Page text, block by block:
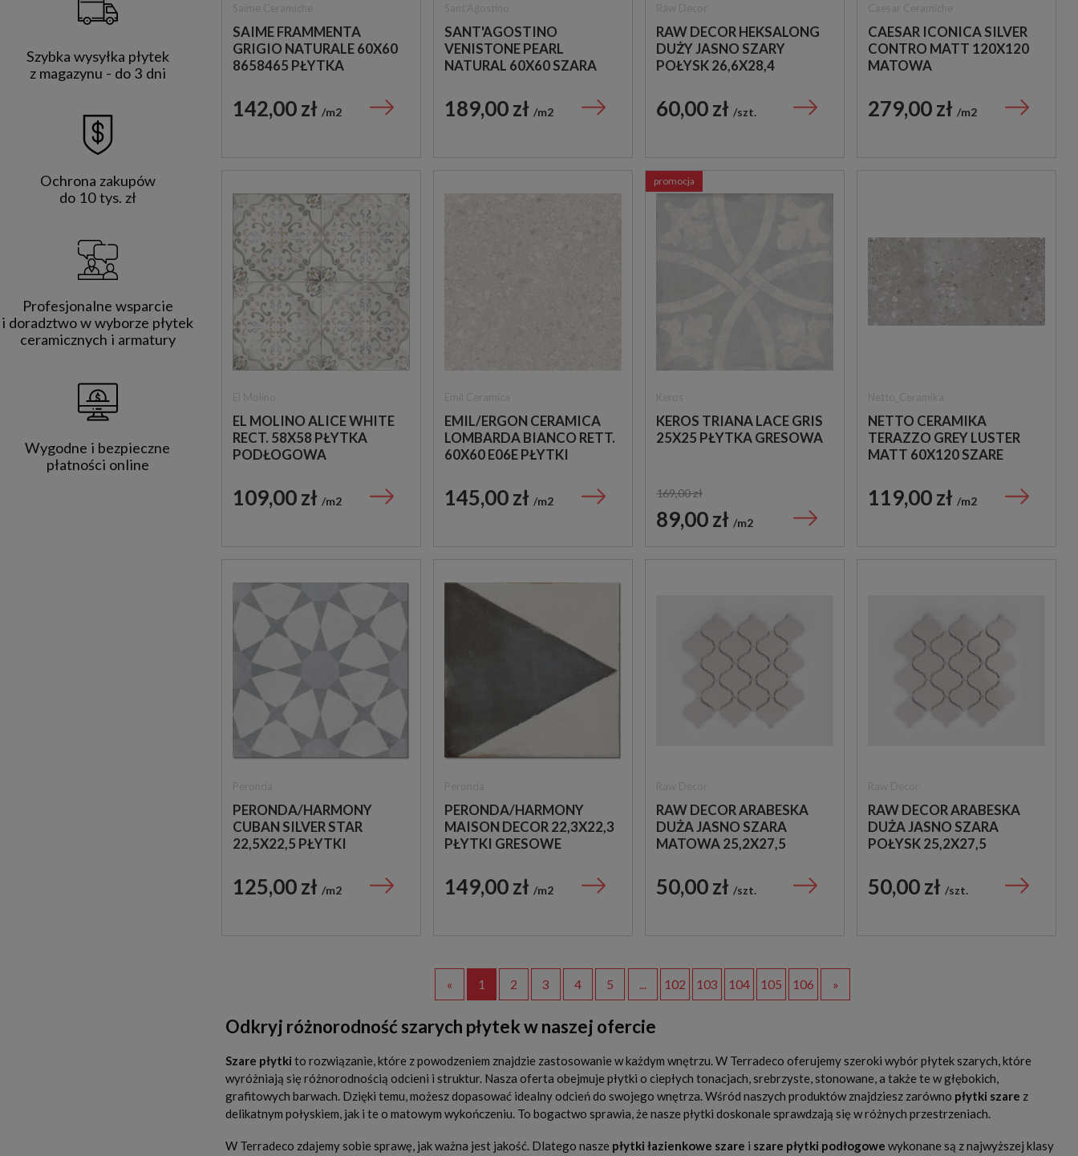
Szybka wysyłka płytek
z magazynu - do 3 dni
Ochrona zakupów
do 10 tys. zł
Profesjonalne wsparcie
i doradztwo w wyborze płytek
ceramicznych i armatury
Wygodne i bezpieczne
płatności online
SAIME FRAMMENTA
GRIGIO NATURALE 60X60
8658465 PŁYTKA
142,00 zł m2
SANT'AGOSTINO
VENISTONE PEARL
NATURAL 60X60 SZARA
189,00 zł m2
RAW DECOR HEKSALONG
DUŻY JASNO SZARY
POŁYSK 26,6X28,4
60,00 zł szt.
CAESAR ICONICA SILVER
CONTRO MATT 120X120
MATOWA
PŁYTKA IMITUJĄCA
TRAWERTYN
279,00 zł m2
EL MOLINO ALICE WHITE
RECT. 58X58 PŁYTKA
PODŁOGOWA
109,00 zł m2
EMIL/ERGON CERAMICA
LOMBARDA BIANCO RETT.
60X60 E06E PŁYTKI
145,00 zł m2
KEROS TRIANA LACE GRIS
25X25 PŁYTKA GRESOWA
169,00 zł
89,00 zł m2
promocja
NETTO CERAMIKA
TERAZZO GREY LUSTER
MATT 60X120 SZARE
119,00 zł m2
PERONDA/HARMONY
CUBAN SILVER STAR
22,5X22,5 PŁYTKI
125,00 zł m2
PERONDA/HARMONY
MAISON DECOR 22,3X22,3
PŁYTKI GRESOWE
149,00 zł m2
RAW DECOR ARABESKA
DUŻA JASNO SZARA
MATOWA 25,2X27,5
50,00 zł szt.
RAW DECOR ARABESKA
DUŻA JASNO SZARA
POŁYSK 25,2X27,5
50,00 zł szt.
« 1 2 3 4 5 ... 102 103 104 105 106 »
Odkryj różnorodność szarych płytek w naszej ofercie
Szare płytki to rozwiązanie, które z powodzeniem znajdzie zastosowanie w każdym wnętrzu. W Terradeco oferujemy szeroki wybór płytek szarych, które
wyróżniają się różnorodnością odcieni i struktur. Nasza oferta obejmuje płytki o ciepłych tonacjach, srebrzyste, stonowane, a także te w głębokich,
grafitowych barwach. Dzięki temu, możesz dopasować idealny odcień do swojego wnętrza. Wśród naszych produktów znajdziesz zarówno płytki szare z
delikatnym połyskiem, jak i te o matowym wykończeniu. To bogactwo sprawia, że nasze płytki doskonale sprawdzają się w różnych przestrzeniach.
W Terradeco zdajemy sobie sprawę, jak ważna jest jakość. Dlatego nasze płytki łazienkowe szare i szare płytki podłogowe wykonane są z najwyższej klasy